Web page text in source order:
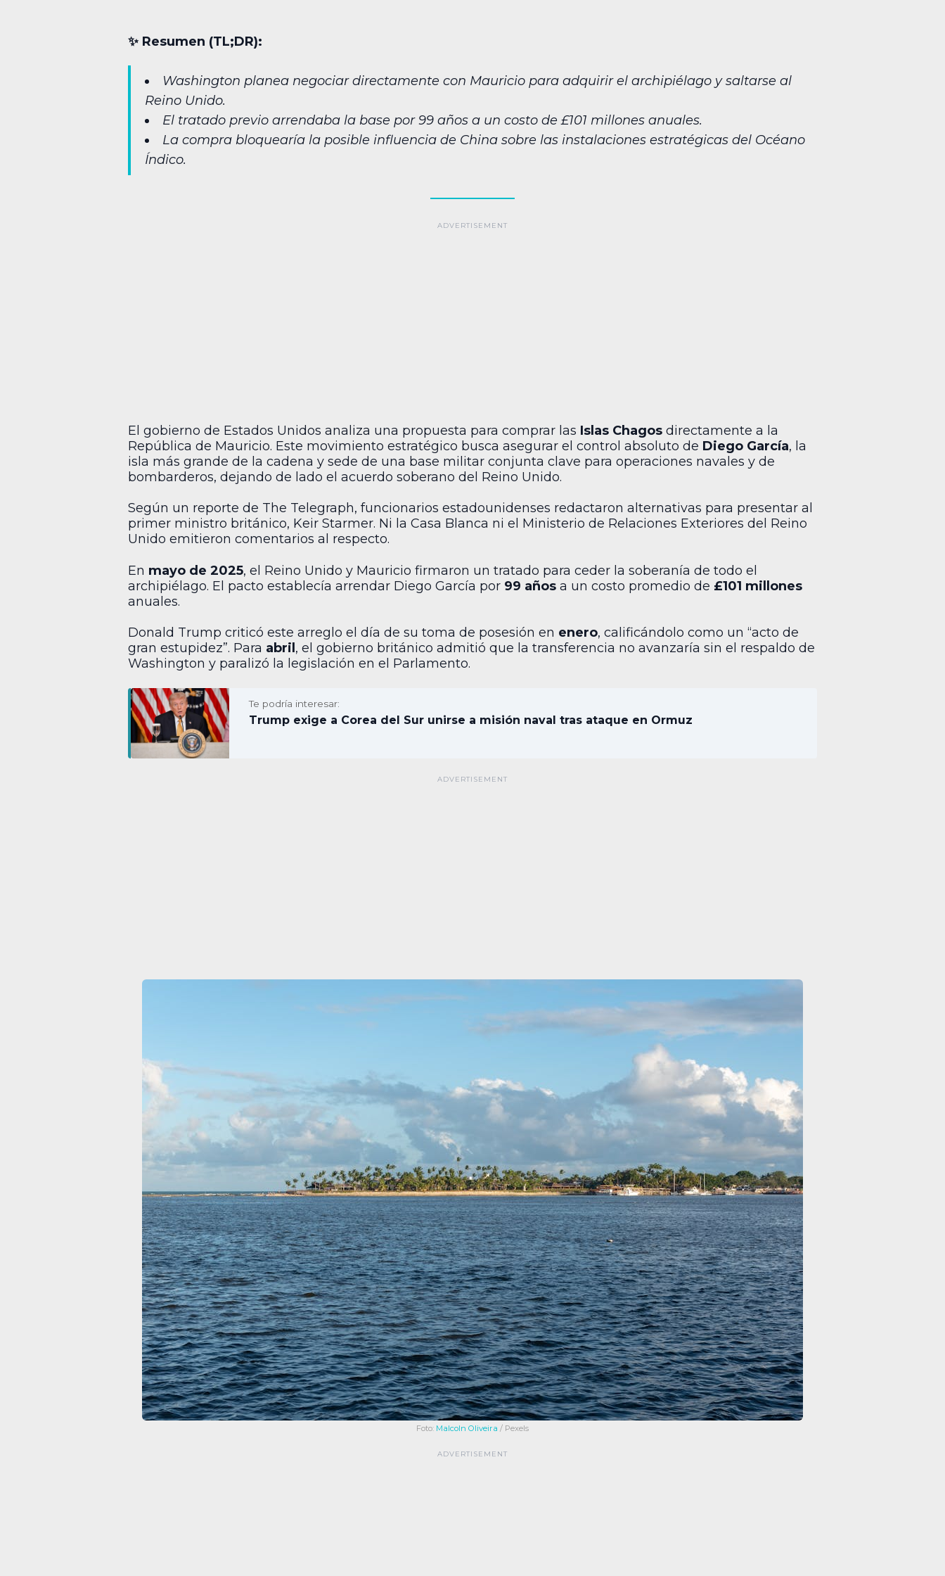
✨︎ Resumen (TL;DR):
Washington planea negociar directamente con Mauricio para adquirir el archipiélago y saltarse al
Reino Unido.
El tratado previo arrendaba la base por 99 años a un costo de £101 millones anuales.
La compra bloquearía la posible influencia de China sobre las instalaciones estratégicas del Océano
Índico.
El gobierno de Estados Unidos analiza una propuesta para comprar las Islas Chagos directamente a la
República de Mauricio. Este movimiento estratégico busca asegurar el control absoluto de Diego García, la
isla más grande de la cadena y sede de una base militar conjunta clave para operaciones navales y de
bombarderos, dejando de lado el acuerdo soberano del Reino Unido.
Según un reporte de The Telegraph, funcionarios estadounidenses redactaron alternativas para presentar al
primer ministro británico, Keir Starmer. Ni la Casa Blanca ni el Ministerio de Relaciones Exteriores del Reino
Unido emitieron comentarios al respecto.
En mayo de 2025, el Reino Unido y Mauricio firmaron un tratado para ceder la soberanía de todo el
archipiélago. El pacto establecía arrendar Diego García por 99 años a un costo promedio de £101 millones
anuales.
Donald Trump criticó este arreglo el día de su toma de posesión en enero, calificándolo como un “acto de
gran estupidez”. Para abril , el gobierno británico admitió que la transferencia no avanzaría sin el respaldo de
Washington y paralizó la legislación en el Parlamento.
Te podría interesar:
Trump exige a Corea del Sur unirse a misión naval tras ataque en Ormuz
Foto: Malcoln Oliveira / Pexels